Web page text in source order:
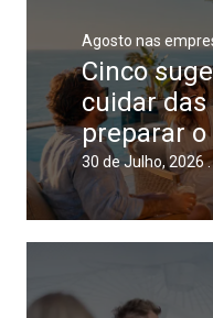
Agosto nas
Cinco
cuidar
preparar
30 de Julho, 2026 .